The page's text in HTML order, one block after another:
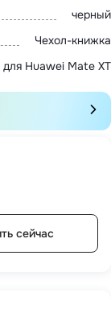
черный
Чехол-книжка
для Huawei Mate XT
сейчас